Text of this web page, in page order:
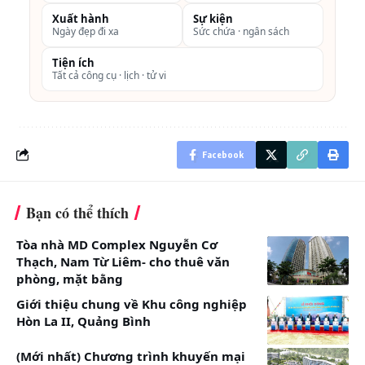
Combo gồm có:
01 đêm lưu trú 2 người với hạng phòng
02 chiều xe đưa đón từ Hà Nội – Mai Châu
01 bữa sáng tự chọn tại nhà hàng Bamboo
Miễn phí xe đạp
Miễn phí chèo bè mảng tre
Miễn phí trà, cafe, nước suối theo tiêu
chuẩn phòng
Xuất hành
Ngày đẹp đi xa
Sự kiện
Sức chứa · ngân sách
Tiện ích
Tất cả công cụ · lịch · tử vi
Facebook
Bạn có thể thích
Tòa nhà MD Complex Nguyễn Cơ
Thạch, Nam Từ Liêm- cho thuê văn
phòng, mặt bằng
Giới thiệu chung về Khu công nghiệp
Hòn La II, Quảng Bình
(Mới nhất) Chương trình khuyến mại